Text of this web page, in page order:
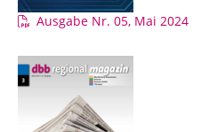
Ausgabe Nr. 05, Mai 2024